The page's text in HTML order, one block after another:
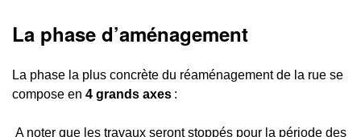
La phase d’aménagement
La phase la plus concrète du réaménagement de la rue se
compose en 4 grands axes :
A noter que les travaux seront stoppés pour la période des